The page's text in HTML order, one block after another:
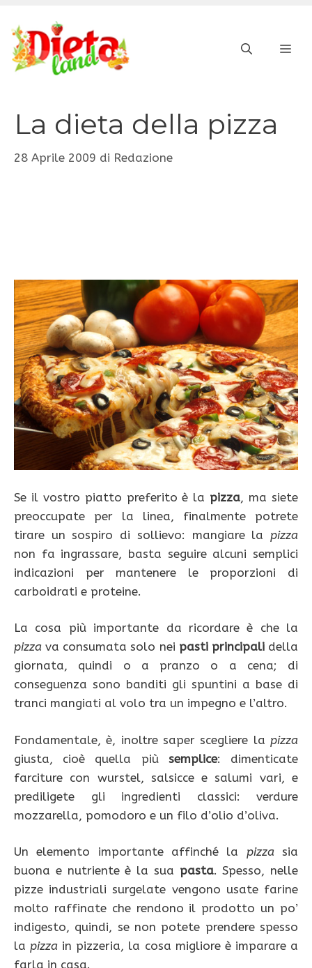
contenuto
La dieta della pizza
28 Aprile 2009 di Redazione
Se il vostro piatto preferito è la pizza, ma siete
preoccupate per la linea, finalmente potrete
tirare un sospiro di sollievo: mangiare la pizza
non fa ingrassare, basta seguire alcuni semplici
indicazioni per mantenere le proporzioni di
carboidrati e proteine.
La cosa più importante da ricordare è che la
pizza va consumata solo nei pasti principalidella
giornata, quindi o a pranzo o a cena; di
conseguenza sono banditi gli spuntini a base di
tranci mangiati al volo tra un impegno e l’altro.
Fondamentale, è, inoltre saper scegliere la pizza
giusta, cioè quella più semplice: dimenticate
farciture con wurstel, salsicce e salumi vari, e
prediligete gli ingredienti classici: verdure
mozzarella, pomodoro e un filo d’olio d’oliva.
Un elemento importante affinché la pizza sia
buona e nutriente è la sua pasta. Spesso, nelle
pizze industriali surgelate vengono usate farine
molto raffinate che rendono il prodotto un po’
indigesto, quindi, se non potete prendere spesso
la pizza in pizzeria, la cosa migliore è imparare a
farla in casa.